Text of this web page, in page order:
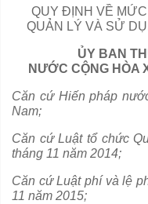
QUY ĐỊNH VỀ MỨC
QUẢN LÝ VÀ SỬ
ỦY BAN
NƯỚC CỘNG HÒA
Căn cứ Hiến pháp
Nam;
Căn cứ Luật tổ chức
tháng 11 năm 2014;
Căn cứ Luật phí và lệ
11 năm 2015;